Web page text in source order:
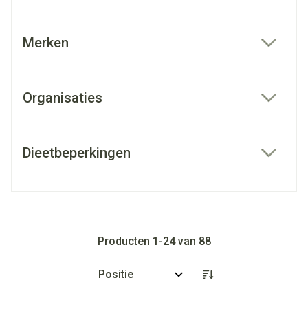
Merken
Organisaties
Dieetbeperkingen
Producten 1 -24van 88
Sorteer op: